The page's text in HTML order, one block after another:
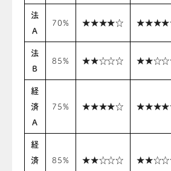
法
A
70% ★★★★☆
法
B
85% ★★☆☆☆
経
済
A
75% ★★★★☆
経
済
85% ★★☆☆☆